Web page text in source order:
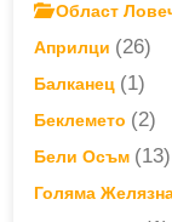
Област
Априлци (26)
Балканец (1)
Беклемето (2)
Бели Осъм (13)
Голяма